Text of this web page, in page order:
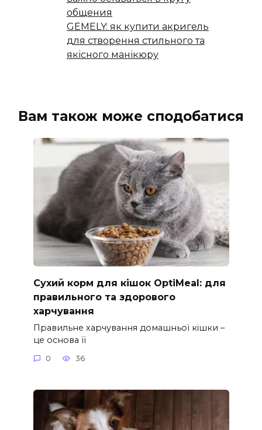
общения
GEMELY: як купити акригель
для створення стильного та
якісного манікюру
Вам також може сподобатися
Сухий корм для кішок OptiMeal: для
правильного та здорового
харчування
Правильне харчування домашньої кішки –
це основа її
0 36